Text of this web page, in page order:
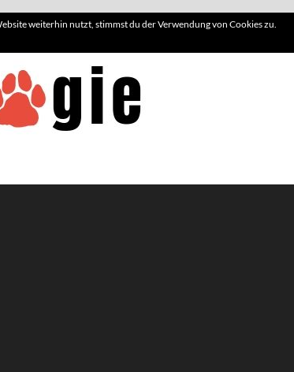
weiterhin nutzt, stimmst du der Verwendung von Cookies zu.